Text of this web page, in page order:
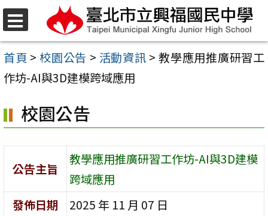
選
單
跳
至
主
要
容
區
首頁 > 校園公告 > 活動資訊 > 教學應用推廣研習工
作坊-AI與3D建模跨域應用
校園公告
公告主旨
教學應用推廣研習工作坊-AI與3D建模
跨域應用
發佈日期
2025 年 11 月 07 日